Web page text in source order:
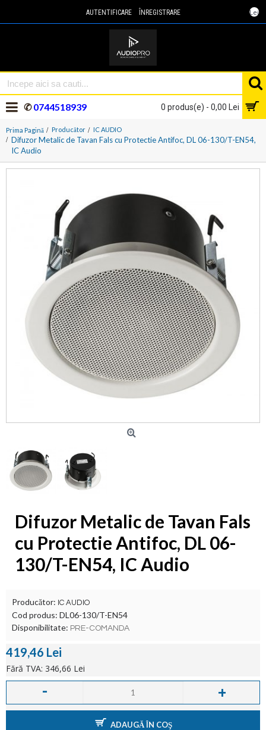
Lei
AUTENTIFICARE ÎNREGISTRARE
0 produs(e) - 0,00 Lei
✆0744518939
Prima Pagină Producător IC AUDIO
Difuzor Metalic de Tavan Fals cu Protectie Antifoc, DL 06-130/T-EN54,
IC Audio
Difuzor Metalic de Tavan Fals
cu Protectie Antifoc, DL 06-
130/T-EN54, IC Audio
Producător: IC AUDIO
Cod produs: DL06-130/T-EN54
Disponibilitate: PRE-COMANDA
419,46 Lei
Fără TVA: 346,66 Lei
- +
ADAUGĂ ÎN COŞ